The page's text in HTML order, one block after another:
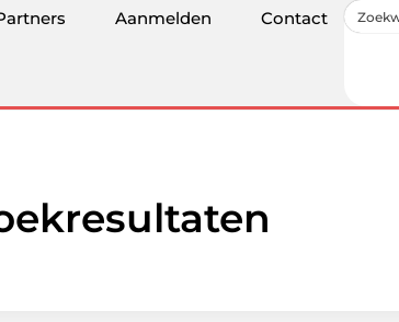
Aanmelden Contact